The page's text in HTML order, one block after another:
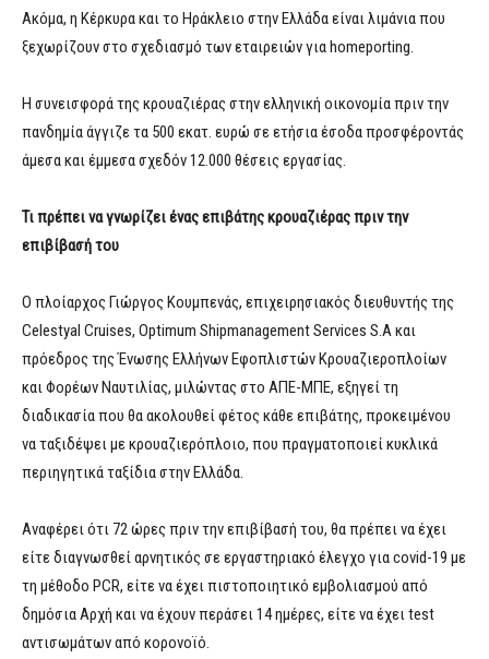
Ακόμα, η Κέρκυρα και το Ηράκλειο στην Ελλάδα είναι λιμάνια που
ξεχωρίζουν στο σχεδιασμό των εταιρειών για homeporting.
Η συνεισφορά της κρουαζιέρας στην ελληνική οικονομία πριν την
πανδημία άγγιζε τα 500 εκατ. ευρώ σε ετήσια έσοδα προσφέροντάς
άμεσα και έμμεσα σχεδόν 12.000 θέσεις εργασίας.
Τι πρέπει να γνωρίζει ένας επιβάτης κρουαζιέρας πριν την
επιβίβασή του
O πλοίαρχος Γιώργος Κουμπενάς, επιχειρησιακός διευθυντής της
Celestyal Cruises, Optimum Shipmanagement Services S.A και
πρόεδρος της Ένωσης Ελλήνων Εφοπλιστών Κρουαζιεροπλοίων
και Φορέων Ναυτιλίας, μιλώντας στο ΑΠΕ-ΜΠΕ, εξηγεί τη
διαδικασία που θα ακολουθεί φέτος κάθε επιβάτης, προκειμένου
να ταξιδέψει με κρουαζιερόπλοιο, που πραγματοποιεί κυκλικά
περιηγητικά ταξίδια στην Ελλάδα.
Αναφέρει ότι 72 ώρες πριν την επιβίβασή του, θα πρέπει να έχει
είτε διαγνωσθεί αρνητικός σε εργαστηριακό έλεγχο για covid-19 με
τη μέθοδο PCR, είτε να έχει πιστοποιητικό εμβολιασμού από
δημόσια Αρχή και να έχουν περάσει 14 ημέρες, είτε να έχει test
αντισωμάτων από κορονοϊό.